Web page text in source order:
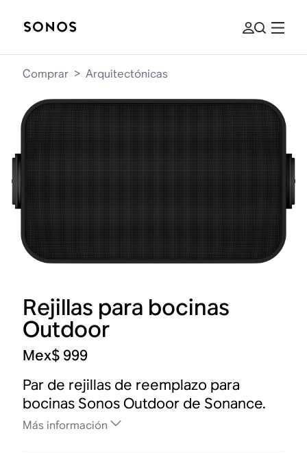
Comprar > Arquitectónicas
Rejillas para bocinas
Outdoor
Mex$ 999
Par de rejillas de reemplazo para
bocinas Sonos Outdoor de Sonance.
Más información